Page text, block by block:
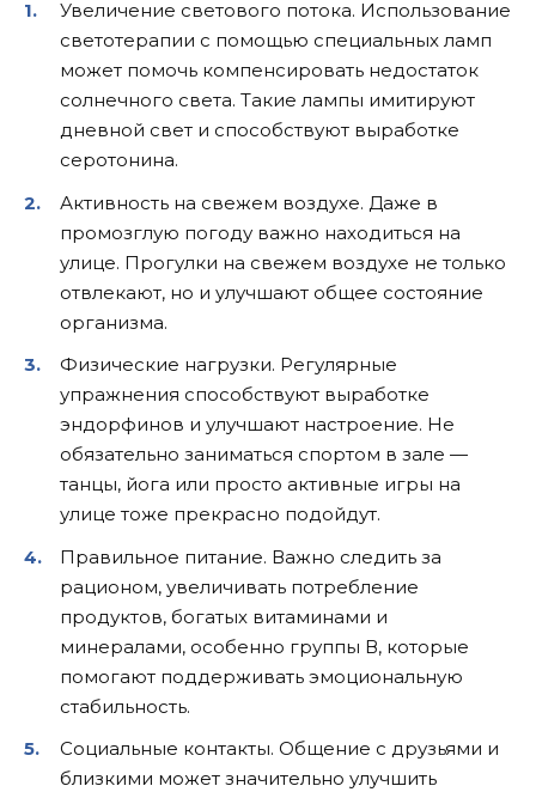
Увеличение светового потока. Использование
светотерапии с помощью специальных ламп
может помочь компенсировать недостаток
солнечного света. Такие лампы имитируют
дневной свет и способствуют выработке
серотонина.
Активность на свежем воздухе. Даже в
промозглую погоду важно находиться на
улице. Прогулки на свежем воздухе не только
отвлекают, но и улучшают общее состояние
организма.
Физические нагрузки. Регулярные
упражнения способствуют выработке
эндорфинов и улучшают настроение. Не
обязательно заниматься спортом в зале —
танцы, йога или просто активные игры на
улице тоже прекрасно подойдут.
Правильное питание. Важно следить за
рационом, увеличивать потребление
продуктов, богатых витаминами и
минералами, особенно группы В, которые
помогают поддерживать эмоциональную
стабильность.
Социальные контакты. Общение с друзьями и
близкими может значительно улучшить